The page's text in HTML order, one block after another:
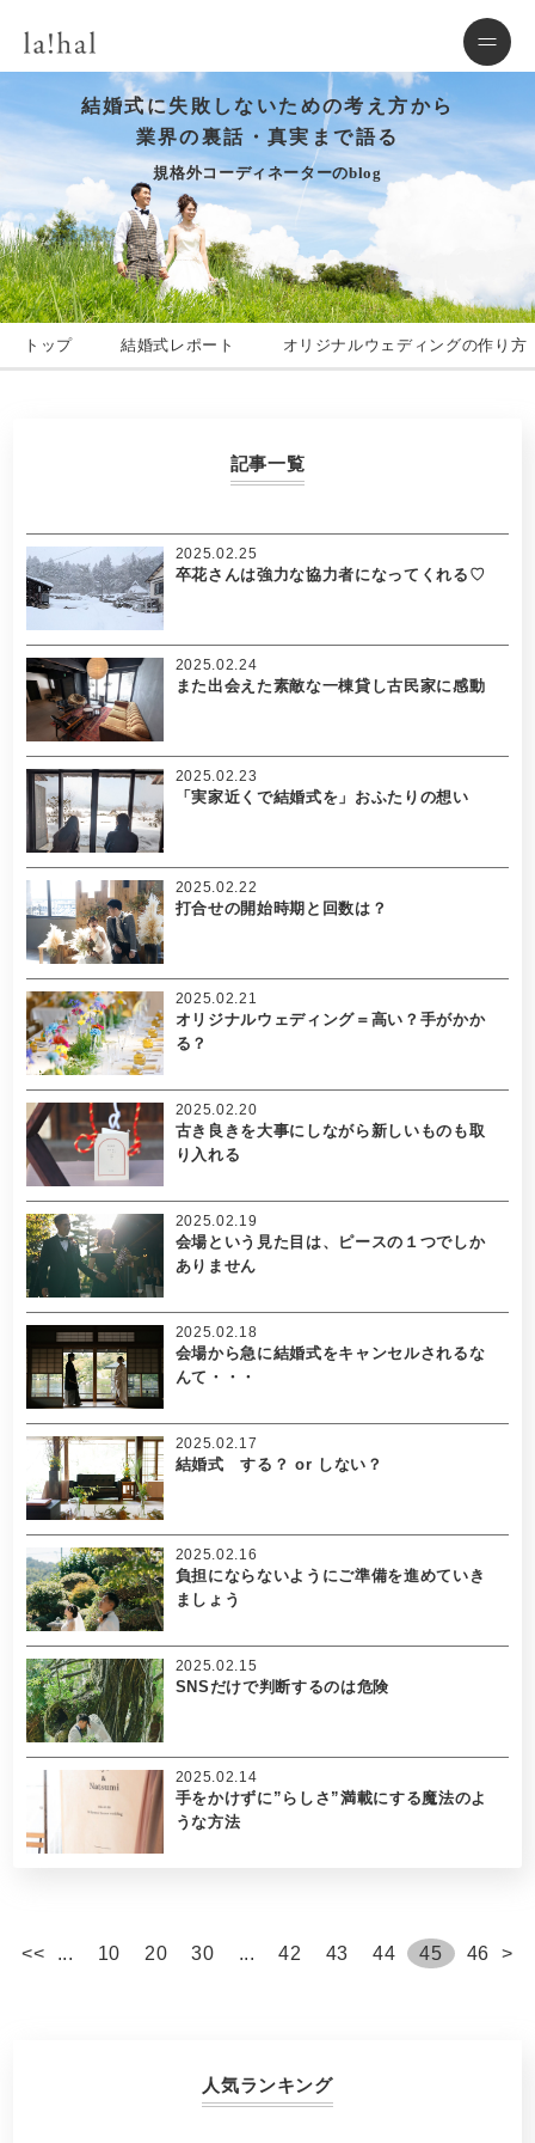
結婚式に失敗しないための考え方から
業界の裏話・真実まで語る
規格外コーディネーターのblog
トップ 結婚式レポート オリジナルウェディングの作り方
記事一覧
卒花さんは強力な協力者になってくれる♡
2025.02.25
また出会えた素敵な一棟貸し古民家に感動
2025.02.24
「実家近くで結婚式を」おふたりの想い
2025.02.23
打合せの開始時期と回数は？
2025.02.22
オリジナルウェディング＝高い？手がかか
る？
2025.02.21
古き良きを大事にしながら新しいものも取
り入れる
2025.02.20
会場という見た目は、ピースの１つでしか
ありません
2025.02.19
会場から急に結婚式をキャンセルされるな
んて・・・
2025.02.18
結婚式 する？ or しない？
2025.02.17
負担にならないようにご準備を進めていき
ましょう
2025.02.16
SNSだけで判断するのは危険
2025.02.15
手をかけずに”らしさ”満載にする魔法のよ
うな方法
2025.02.14
<< ... 10 20 30 ... 42 43 44 45 46 >
人気ランキング